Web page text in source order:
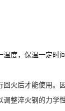
度，保温一定时
火后才能使用
整淬火钢的力